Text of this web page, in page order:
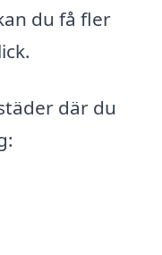
du få fler
där du